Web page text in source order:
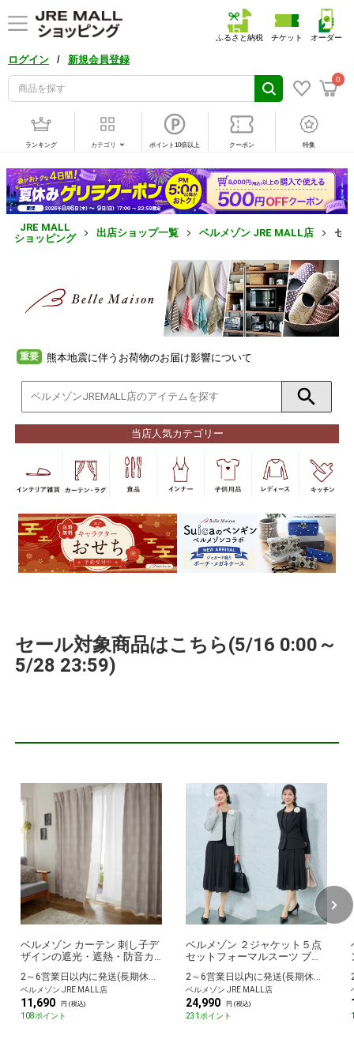
ログイン / 新規会員登録
0
ふるさと納税 チケット オーダー
ランキング カテゴリ ポイント10倍以上 クーポン 特集
JRE MALL
ショッピング
出店ショップ一覧 ベルメゾン JRE MALL店 セ
重要 熊本地震に伴うお荷物のお届け影響について
当店人気カテゴリー
セール対象商品はこちら(5/16 0:00～
5/28 23:59)
ベルメゾン カーテン 刺し子デ
ザインの遮光・遮熱・防音カ
ーテン ブルー 約100×90(2枚)
2～6営業日以内に発送(長期休暇除く)
ベルメゾン JRE MALL店
11,690 円 (税込)
108ポイント
ベルメゾン ２ジャケット５点
セットフォーマルスーツ ブラ
2～6営業日以内に発送(長期休暇除く)
ベルメゾン JRE MALL店
24,990 円 (税込)
231ポイント